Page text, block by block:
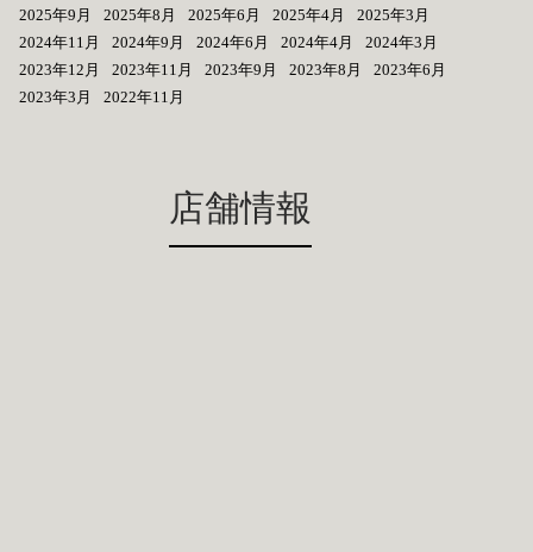
2025年9月
2025年8月 2025年6月 2025年4月
2025年3月
2024年11月
2024年9月 2024年6月 2024年4月
2024年3月
2023年12月
2023年11月 2023年9月 2023年8月
2023年6月
2023年3月
2022年11月
店舗情報